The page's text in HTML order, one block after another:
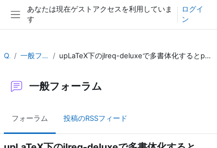
メインコンテンツへスキップする
サイドパネル
あなたは現在ゲストアクセスを利用していま
す
ログイ
ン
QA 一般フォーラム upLaTeX下のjlreq-deluxeで多書体化するとpxchfonでフォント変更ができない
一般フォーラム
フォーラム 投稿のRSSフィード